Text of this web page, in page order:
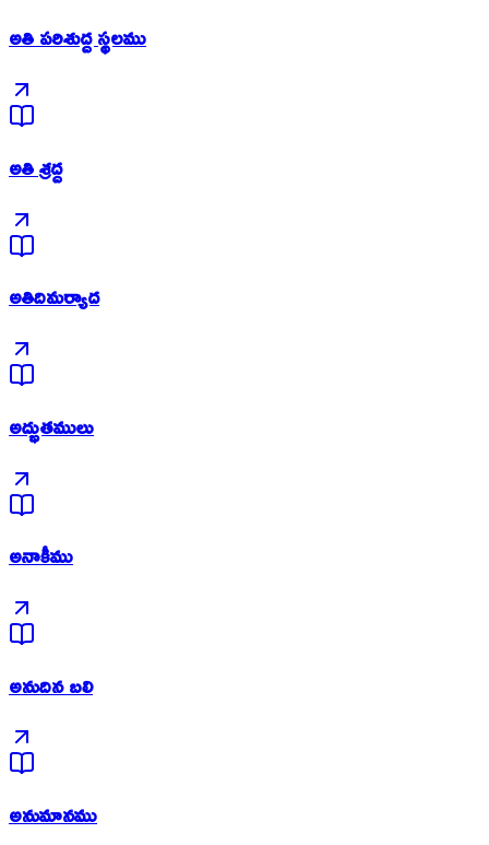
అతి పరిశుద్ద స్థలము
అతి శ్రద్ద
అతిదిమర్యాద
అద్భుతములు
అనాకీము
అనుదిన బలి
అనుమానము